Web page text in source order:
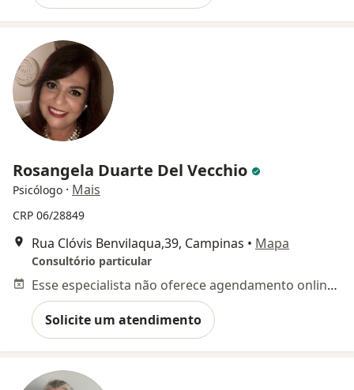
Rosangela Duarte Del Vecchio
Psicólogo · Mais
CRP 06/28849
Rua Clóvis Benvilaqua,39, Campinas • Mapa
Consultório particular
Esse especialista não oferece agendamento online para esse endereço.
Solicite um atendimento